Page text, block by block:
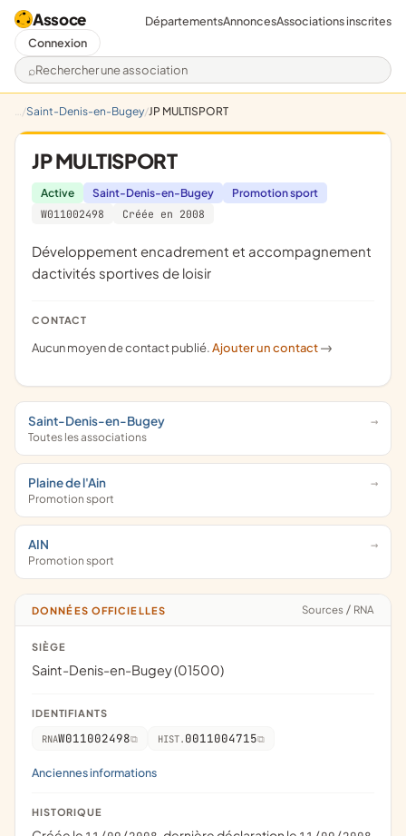
Assoce
Rechercher une association
DépartementsAnnoncesAssociations inscrites
Connexion
Saint-Denis-en-Bugey JP MULTISPORT
JP MULTISPORT
Active Saint-Denis-en-Bugey
Promotion sport
W011002498
Créée en 2008
développement encadrement et accompagnement
dactivités sportives de loisir
CONTACT
Aucun moyen de contact publié.Ajouter un contact ->
Saint-Denis-en-Bugey
Toutes les associations
Plaine de l'Ain
Promotion sport
AIN
Promotion sport
DONNÉES OFFICIELLES Sources / RNA
SIÈGE
Saint-Denis-en-Bugey (01500)
IDENTIFIANTS
RNAW011002498 HIST. 0011004715
Anciennes informations
HISTORIQUE